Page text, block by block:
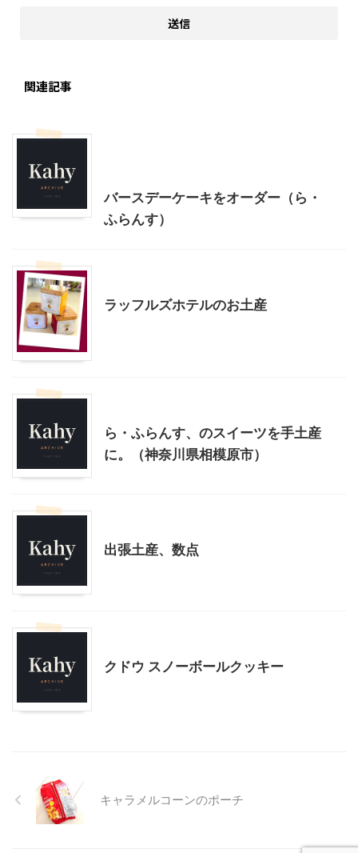
関連記事
バースデーケーキをオーダー（ら・
ふらんす）
ラッフルズホテルのお土産
ら・ふらんす、のスイーツを手土産
に。（神奈川県相模原市）
出張土産、数点
クドウ スノーボールクッキー
キャラメルコーンのポーチ